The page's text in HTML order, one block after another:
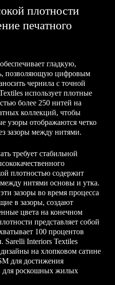
плотности
печатного
гладкую,
позволяющую цифровым
чернила с точной
использует плотные
более 250 нитей на
коллекций, чтобы
узоры отображаются четко
зазоры между нитями.
требует стабильной
плотностью содержит
нитями основы и утка.
зазоры во время процесса
в зазоры, создают
цвета на конечном
представляет собой
100 процентов
Sarelli Interiors Textiles
на хлопковом сатине
для достижения
для роскошных жилых